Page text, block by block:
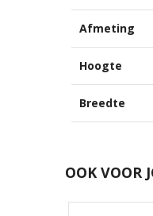
Afmeting
Hoogte
Breedte
OOK VOOR